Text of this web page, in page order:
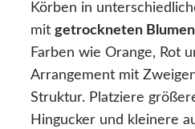
Körben in
mit getrockneten Blumen
Farben wie Orange, Rot
Arrangement mit
Struktur. Platziere
Hingucker und kleinere